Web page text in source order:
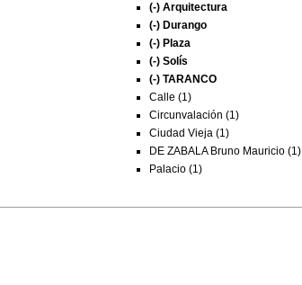
(-) Arquitectura
(-) Durango
(-) Plaza
(-) Solís
(-) TARANCO
Calle (1)
Circunvalación (1)
Ciudad Vieja (1)
DE ZABALA Bruno Mauricio (1)
Palacio (1)